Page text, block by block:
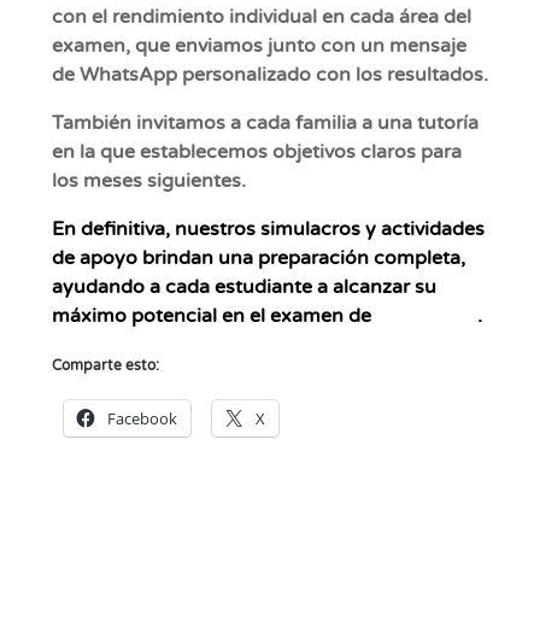
con el rendimiento individual en cada área del
examen, que enviamos junto con un mensaje
de WhatsApp personalizado con los resultados.
También invitamos a cada familia a una tutoría
en la que establecemos objetivos claros para
los meses siguientes.
En definitiva, nuestros simulacros y actividades
de apoyo brindan una preparación completa,
ayudando a cada estudiante a alcanzar su
máximo potencial en el examen de
.
Comparte esto:
Facebook X